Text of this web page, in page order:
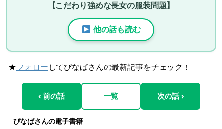
【こだわり強めな長女の服装問題】
他の話も読む
★フォロー してぴなぱさんの最新記事をチェック！
‹ 前の話 一覧 次の話 ›
ぴなぱさんの電子書籍